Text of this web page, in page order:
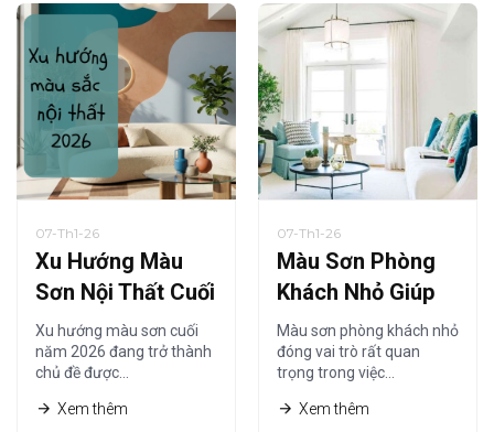
07-Th1-26
Xu Hướng Màu
Sơn Nội Thất Cuối
Năm 2026 Được
Ưa Chuộng Nhất
Xu hướng màu sơn cuối
năm 2026 đang trở thành
chủ đề được…
Xem thêm
07-Th1-26
Màu Sơn Phòng
Khách Nhỏ Giúp
Không Gian Trông
Rộng Hơn Năm
2026
Màu sơn phòng khách nhỏ
đóng vai trò rất quan
trọng trong việc…
Xem thêm